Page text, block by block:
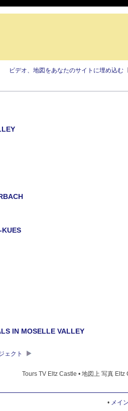
ビデオ、地図をあなたのサイトに埋め込む
KUES
IN MOSELLE VALLEY
ェクト
Tours TV Eltz Castle • 地図上 写真 Eltz
• メイ